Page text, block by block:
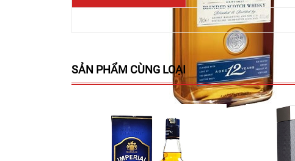
SẢN PHẨM CÙNG LOẠI